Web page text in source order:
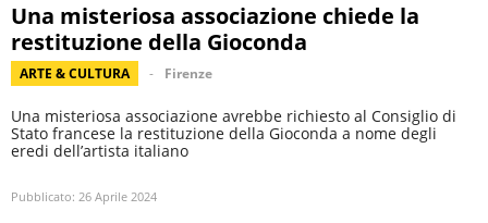
Una misteriosa associazione chiede la
restituzione della Gioconda
ARTE & CULTURA Firenze
Una misteriosa associazione avrebbe richiesto al Consiglio di
Stato francese la restituzione della Gioconda a nome degli
eredi dell’artista italiano
Pubblicato: 26 Aprile 2024